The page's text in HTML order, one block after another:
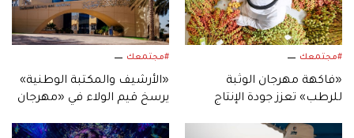
#مجتمعك
«فاكهة مهرجان الوثبة
للرطب» تعزز جودة الإنتاج
#مجتمعك
«الأرشيف والمكتبة الوطنية»
يرسخ قيم الولاء في «مهرجان